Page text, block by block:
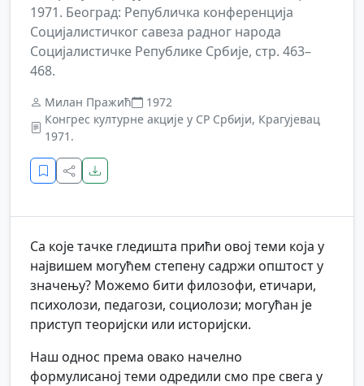
1971. Београд: Републичка конференција
Социјалистичког савеза радног народа
Социјалистичке Републике Србије, стр. 463–
468.
Милан Пражић
1972
Конгрес културне акције у СР Србији, Крагујевац
1971.
Са које тачке гледишта прићи овој теми која у
највишем могућем степену садржи општост у
значењу? Можемо бити филозофи, етичари,
психолози, педагози, социолози; могућан је
приступ теоријски или историјски.
Наш однос према овако начелно
формулисаној теми одредили смо пре свега у